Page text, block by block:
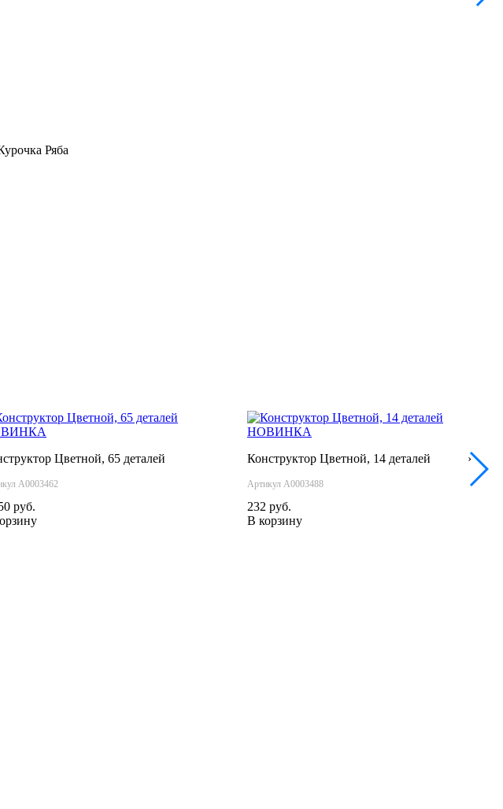
Ряба
Цветной, 65 деталей
А0003462
руб.
НОВИНКА
Конструктор Цветной, 14 деталей
Артикул А0003488
232 руб.
В корзину
›